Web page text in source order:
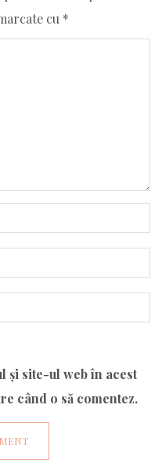
cu *
și site-ul web în acest
când o să comentez.